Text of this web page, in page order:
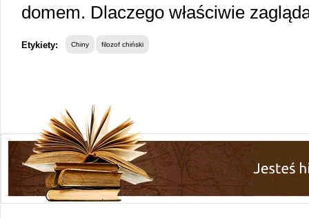
domem. Dlaczego właściwie
Etykiety: Chiny filozof chiński